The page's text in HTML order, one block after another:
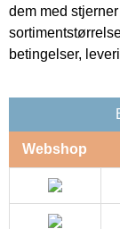
dem med
betingelser,
Webshop